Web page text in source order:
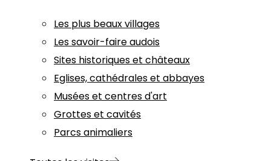
Les plus beaux villages
Les savoir-faire audois
Sites historiques et châteaux
Eglises, cathédrales et abbayes
Musées et centres d'art
Grottes et cavités
Parcs animaliers